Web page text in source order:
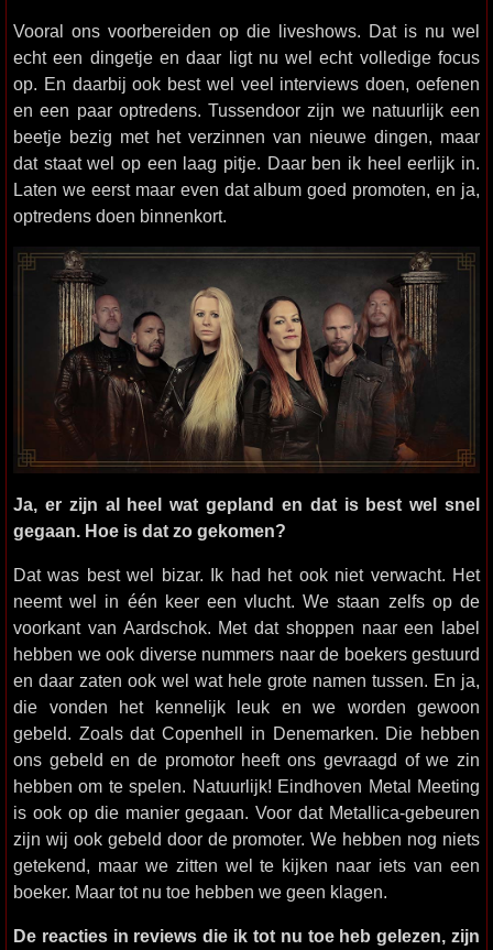
Vooral ons voorbereiden op die liveshows. Dat is nu wel
echt een dingetje en daar ligt nu wel echt volledige focus
op. En daarbij ook best wel veel interviews doen, oefenen
en een paar optredens. Tussendoor zijn we natuurlijk een
beetje bezig met het verzinnen van nieuwe dingen, maar
dat staat wel op een laag pitje. Daar ben ik heel eerlijk in.
Laten we eerst maar even dat album goed promoten, en ja,
optredens doen binnenkort.
Ja, er zijn al heel wat gepland en dat is best wel snel
gegaan. Hoe is dat zo gekomen?
Dat was best wel bizar. Ik had het ook niet verwacht. Het
neemt wel in één keer een vlucht. We staan zelfs op de
voorkant van Aardschok. Met dat shoppen naar een label
hebben we ook diverse nummers naar de boekers gestuurd
en daar zaten ook wel wat hele grote namen tussen. En ja,
die vonden het kennelijk leuk en we worden gewoon
gebeld. Zoals dat Copenhell in Denemarken. Die hebben
ons gebeld en de promotor heeft ons gevraagd of we zin
hebben om te spelen. Natuurlijk! Eindhoven Metal Meeting
is ook op die manier gegaan. Voor dat Metallica-gebeuren
zijn wij ook gebeld door de promoter. We hebben nog niets
getekend, maar we zitten wel te kijken naar iets van een
boeker. Maar tot nu toe hebben we geen klagen.
De reacties in reviews die ik tot nu toe heb gelezen, zijn